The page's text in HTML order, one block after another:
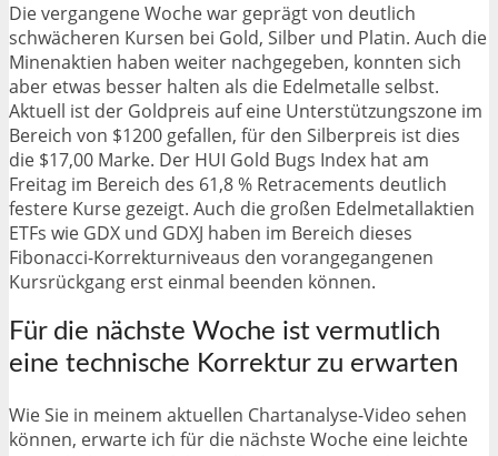
Die vergangene Woche war geprägt von deutlich
schwächeren Kursen bei Gold, Silber und Platin. Auch die
Minenaktien haben weiter nachgegeben, konnten sich
aber etwas besser halten als die Edelmetalle selbst.
Aktuell ist der Goldpreis auf eine Unterstützungszone im
Bereich von $1200 gefallen, für den Silberpreis ist dies
die $17,00 Marke. Der HUI Gold Bugs Index hat am
Freitag im Bereich des 61,8 % Retracements deutlich
festere Kurse gezeigt. Auch die großen Edelmetallaktien
ETFs wie GDX und GDXJ haben im Bereich dieses
Fibonacci-Korrekturniveaus den vorangegangenen
Kursrückgang erst einmal beenden können.
Für die nächste Woche ist vermutlich
eine technische Korrektur zu erwarten
Wie Sie in meinem aktuellen Chartanalyse-Video sehen
können, erwarte ich für die nächste Woche eine leichte